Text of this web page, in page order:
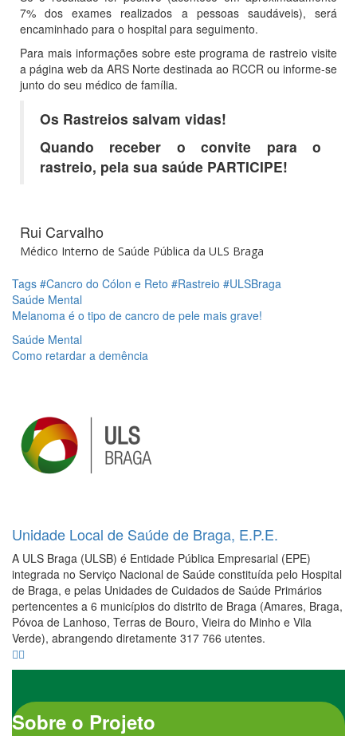
7% dos exames realizados a pessoas saudáveis), será
encaminhado para o hospital para seguimento.
Para mais informações sobre este programa de rastreio visite
a página web da ARS Norte destinada ao RCCR ou informe-se
junto do seu médico de família.
Os Rastreios salvam vidas!
Quando receber o convite para o
rastreio, pela sua saúde PARTICIPE!
Rui Carvalho
Médico Interno de Saúde Pública da ULS Braga
Tags #Cancro do Cólon e Reto #Rastreio #ULSBraga
Saúde Mental
Melanoma é o tipo de cancro de pele mais grave!
Saúde Mental
Como retardar a demência
Unidade Local de Saúde de Braga, E.P.E.
A ULS Braga (ULSB) é Entidade Pública Empresarial (EPE)
integrada no Serviço Nacional de Saúde constituída pelo Hospital
de Braga, e pelas Unidades de Cuidados de Saúde Primários
pertencentes a 6 municípios do distrito de Braga (Amares, Braga,
Póvoa de Lanhoso, Terras de Bouro, Vieira do Minho e Vila
Verde), abrangendo diretamente 317 766 utentes.
Sobre o Projeto